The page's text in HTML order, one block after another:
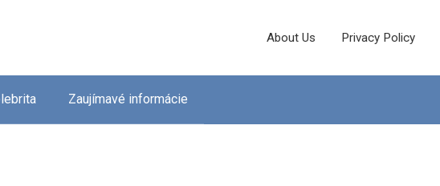
About Us Privacy Policy
Zaujímavé informácie